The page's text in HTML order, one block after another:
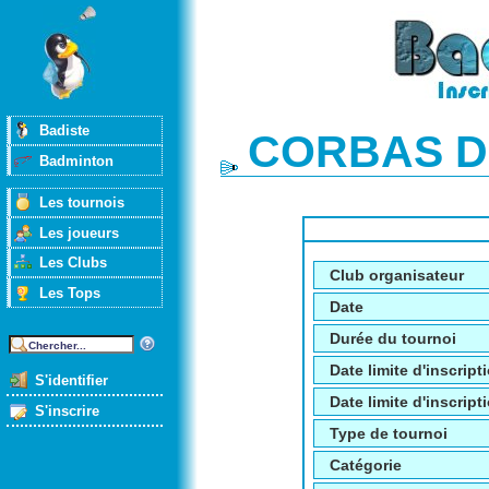
Badiste
Badminton
Les tournois
Les joueurs
Les Clubs
Les Tops
S'identifier
S'inscrire
CORBAS
Club organisateur
Date
Durée du tournoi
Date limite
Date limite
Type de tournoi
Catégorie